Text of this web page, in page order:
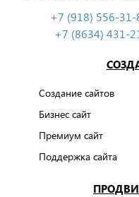
+7 (918) 556-31-
+7 (8634) 431-
Создание сайтов
Бизнес сайт
Премиум сайт
Поддержка сайта